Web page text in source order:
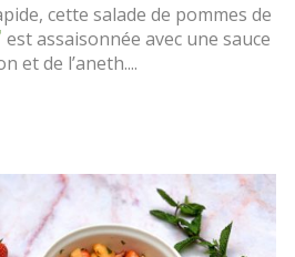
cette salade de pommes de
est assaisonnée avec une sauce
et de l’aneth....